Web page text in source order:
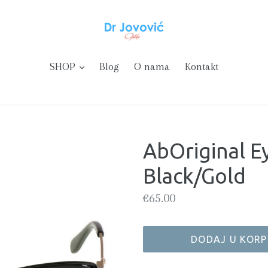
SHOP Uvećaj
Blog O nama Kontakt
AbOriginal
Black/Gold
Regularna
€65.00
DODAJ U